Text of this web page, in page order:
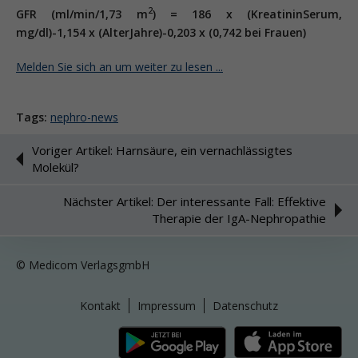
GFR (ml/min/1,73 m2) = 186 x (KreatininSerum,
mg/dl)-1,154 x (AlterJahre)-0,203 x (0,742 bei Frauen)
Melden Sie sich an um weiter zu lesen ...
Tags: nephro-news
Voriger Artikel: Harnsäure, ein vernachlässigtes
Molekül?
Nächster Artikel: Der interessante Fall: Effektive
Therapie der IgA-Nephropathie
© Medicom VerlagsgmbH
Kontakt Impressum Datenschutz